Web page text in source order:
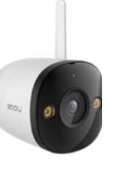
wishlist